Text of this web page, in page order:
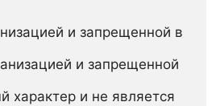
и запрещенной в
и запрещенной
характер и не является